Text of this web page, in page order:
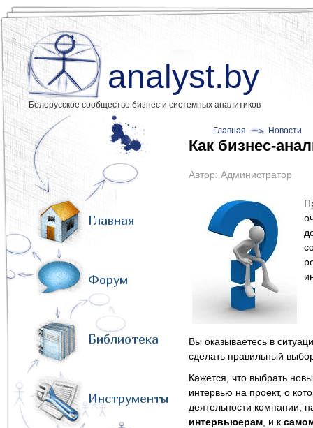
analyst.by
Белорусское сообщество бизнес и системных аналитиков
Главная
Форум
Библиотека
Инструменты
Главная Новости
Как бизнес-
Автор: Администратор
Вы оказываетесь в
сделать правильный
Кажется, что выбрать
интервью на проект, о
деятельности компании,
интервьюерам , и к